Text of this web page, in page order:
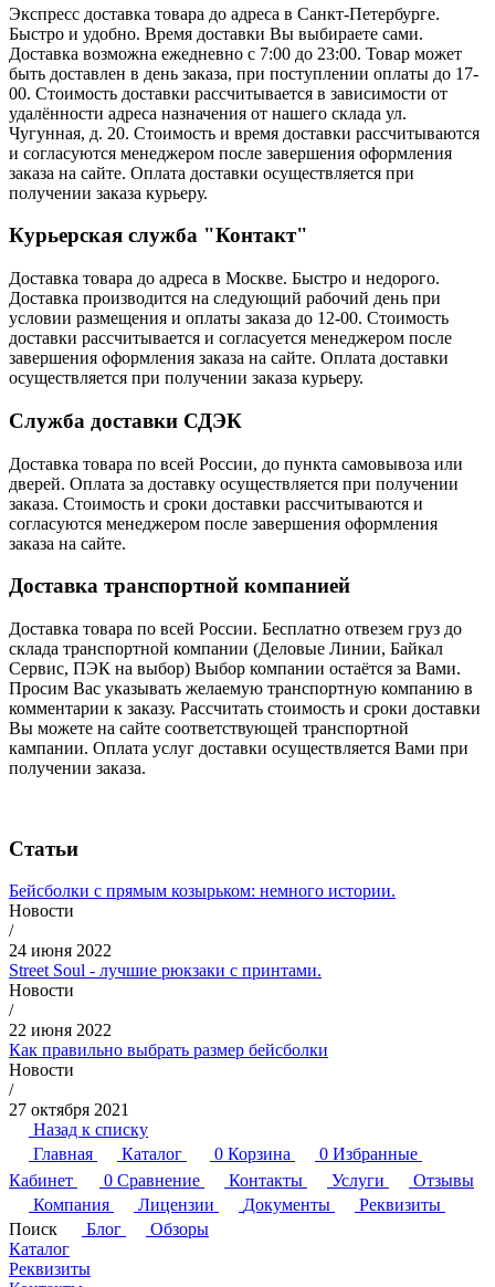
Экспресс доставка товара до адреса в Санкт-Петербурге.
Быстро и удобно. Время доставки Вы выбираете сами.
Доставка возможна ежедневно с 7:00 до 23:00. Товар может
быть доставлен в день заказа, при поступлении оплаты до 17-
00. Стоимость доставки рассчитывается в зависимости от
удалённости адреса назначения от нашего склада ул.
Чугунная, д. 20. Стоимость и время доставки рассчитываются
и согласуются менеджером после завершения оформления
заказа на сайте. Оплата доставки осуществляется при
получении заказа курьеру.
Курьерская служба "Контакт"
Доставка товара до адреса в Москве. Быстро и недорого.
Доставка производится на следующий рабочий день при
условии размещения и оплаты заказа до 12-00. Стоимость
доставки рассчитывается и согласуется менеджером после
завершения оформления заказа на сайте. Оплата доставки
осуществляется при получении заказа курьеру.
Служба доставки СДЭК
Доставка товара по всей России, до пункта самовывоза или
дверей. Оплата за доставку осуществляется при получении
заказа. Стоимость и сроки доставки рассчитываются и
согласуются менеджером после завершения оформления
заказа на сайте.
Доставка транспортной компанией
Доставка товара по всей России. Бесплатно отвезем груз до
склада транспортной компании (Деловые Линии, Байкал
Сервис, ПЭК на выбор) Выбор компании остаётся за Вами.
Просим Вас указывать желаемую транспортную компанию в
комментарии к заказу. Рассчитать стоимость и сроки доставки
Вы можете на сайте соответствующей транспортной
кампании. Оплата услуг доставки осуществляется Вами при
получении заказа.
Статьи
Бейсболки с прямым козырьком: немного истории.
Новости
/
24 июня 2022
Street Soul - лучшие рюкзаки с принтами.
Новости
/
22 июня 2022
Как правильно выбрать размер бейсболки
Новости
/
27 октября 2021
Назад к списку
Главная
Каталог 0 Корзина 0 Избранные
Кабинет
0 Сравнение Контакты Услуги
Отзывы
Компания
Лицензии Документы
Реквизиты
Поиск
Блог
Обзоры
Каталог
Реквизиты